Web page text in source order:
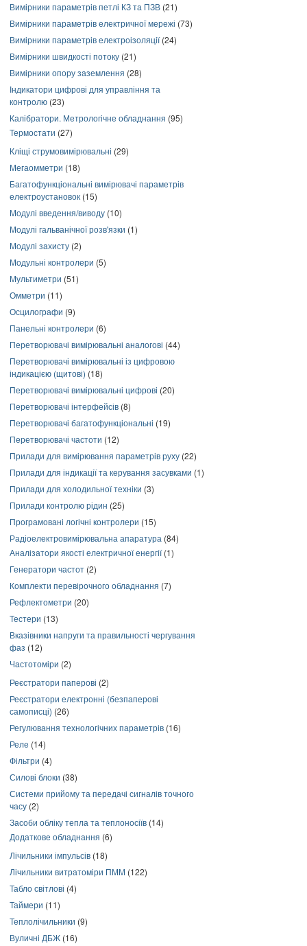
Вимірники параметрів петлі КЗ та ПЗВ (21)
Вимірники параметрів електричної мережі (73)
Вимірники параметрів електроізоляції(24)
Вимірники швидкості потоку (21)
Вимірники опору заземлення (28)
Індикатори цифрові для управління та
контролю (23)
Калібратори. Метрологічне обладнання (95)
Термостати (27)
Кліщі струмовимірювальні (29)
Мегаомметри (18)
Багатофункціональні вимірювачі параметрів
електроустановок (15)
Модулі введення/виводу (10)
Модулі гальванічної розв'язки (1)
Модулі захисту (2)
Модульні контролери (5)
Мультиметри (51)
Омметри (11)
Осцилографи (9)
Панельні контролери (6)
Перетворювачі вимірювальні аналогові (44)
Перетворювачі вимірювальні із цифровою
індикацією (щитові) (18)
Перетворювачі вимірювальні цифрові (20)
Перетворювачі інтерфейсів (8)
Перетворювачі багатофункціональні (19)
Перетворювачі частоти (12)
Прилади для вимірювання параметрів руху (22)
Прилади для індикації та керування засувками (1)
Прилади для холодильної техніки (3)
Прилади контролю рідин (25)
Програмовані логічні контролери (15)
Радіоелектровимірювальна апаратура (84)
Аналізатори якості електричної енергії(1)
Генератори частот (2)
Комплекти перевірочного обладнання (7)
Рефлектометри (20)
Тестери (13)
Вказівники напруги та правильності чергування
фаз (12)
Частотоміри (2)
Реєстратори паперові (2)
Реєстратори електронні (безпаперові
самописці) (26)
Регулювання технологічних параметрів (16)
Реле (14)
Фільтри (4)
Силові блоки (38)
Системи прийому та передачі сигналів точного
часу (2)
Засоби обліку тепла та теплоносіїв (14)
Додаткове обладнання (6)
Лічильники імпульсів (18)
Лічильники витратоміри ПММ (122)
Табло світлові (4)
Таймери (11)
Теплолічильники (9)
Вуличні ДБЖ (16)